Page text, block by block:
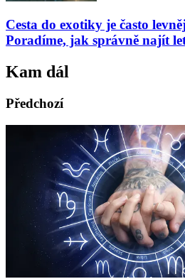
Cesta do exotiky je často
Poradíme, jak správně najít
Kam dál
Předchozí